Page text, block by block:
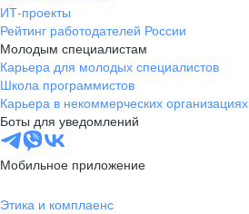
ИТ-проекты
Рейтинг работодателей России
Молодым специалистам
Карьера для молодых специалистов
Школа программистов
Карьера в некоммерческих организациях
Боты для уведомлений
Мобильное приложение
Этика и комплаенс